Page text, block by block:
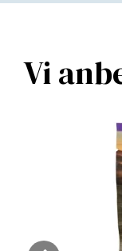
Vi